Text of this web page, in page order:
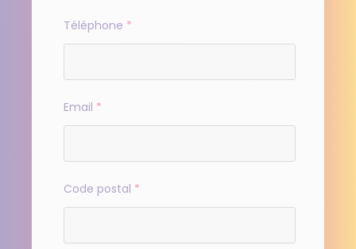
Téléphone *
Email *
Code postal *